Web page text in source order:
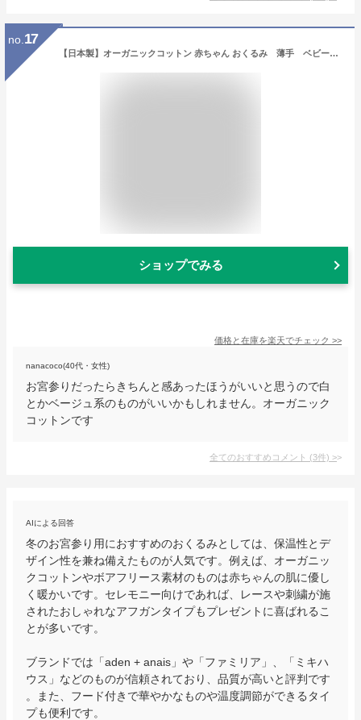
no. 17
【日本製】オーガニックコットン 赤ちゃん おくるみ 薄手 ベビー コットン100% ニットアフガン 退院時やお宮参り お出かけ用 ひざ掛け 羽織 春 夏 秋 冬 出産祝い ギフト ベビー用品 ベビー服 出産準備 出産準備 男の子 女の子 アモローサマンマ 送料無料 送料込み
ショップでみる
価格と在庫を楽天でチェック >>
nanacoco(40代・女性)
お宮参りだったらきちんと感あったほうがいいと思うので白
とかベージュ系のものがいいかもしれません。オーガニック
コットンです
全てのおすすめコメント (3件) >
AIによる回答
冬のお宮参り用におすすめのおくるみとしては、保温性とデ
ザイン性を兼ね備えたものが人気です。例えば、オーガニッ
クコットンやボアフリース素材のものは赤ちゃんの肌に優し
く暖かいです。セレモニー向けであれば、レースや刺繍が施
されたおしゃれなアフガンタイプもプレゼントに喜ばれるこ
とが多いです。
ブランドでは「aden + anais」や「ファミリア」、「ミキハ
ウス」などのものが信頼されており、品質が高いと評判です
。また、フード付きで華やかなものや温度調節ができるタイ
プも便利です。